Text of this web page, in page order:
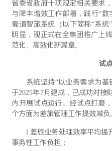
省委省政府十项规定相关要求
与降本增效工作部署，践行“
蜀道智旅系统（以下简称“系
明显，现正式在全集团推广上
范化、高效化新篇章。
试
系统坚持“以业务需求为基
于2025年7月建成，已成功对
内开展试点运行。经试点打磨
个方面为差旅管理工作提效减负。
l 差旅业务处理效率平均提
事务性工作负担；